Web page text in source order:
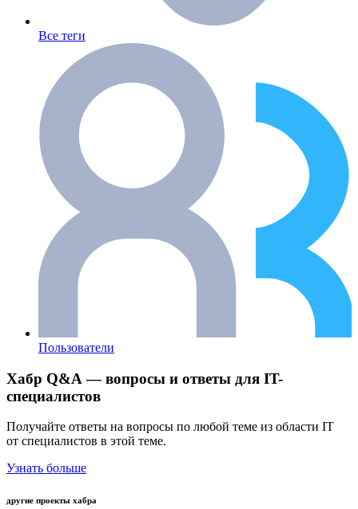
Все теги
Пользователи
Хабр Q&A — вопросы и ответы для IT-
специалистов
Получайте ответы на вопросы по любой теме из области IT
от специалистов в этой теме.
Узнать больше
другие проекты хабра